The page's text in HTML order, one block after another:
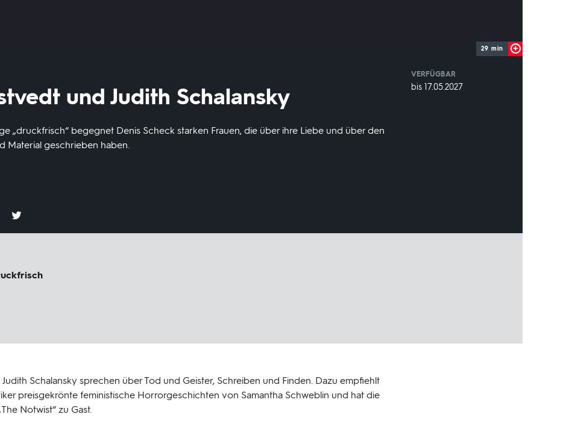
29 min
und Judith Schalansky
„druckfrisch“ begegnet Denis Scheck starken Frauen, die über ihre Liebe und über den
Material geschrieben haben.
VERFÜGBAR
weltweit
VERFÜGBAR
bis 17.05.2027
Schalansky sprechen über Tod und Geister, Schreiben und Finden. Dazu empfiehlt
preisgekrönte feministische Horrorgeschichten von Samantha Schweblin und hat die
Notwist“ zu Gast.